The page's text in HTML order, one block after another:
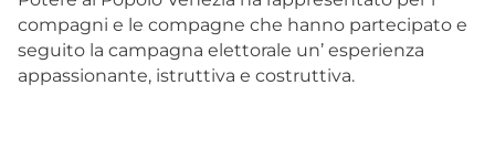
compagni e le compagne che hanno partecipato e
seguito la campagna elettorale un’ esperienza
appassionante, istruttiva e costruttiva.